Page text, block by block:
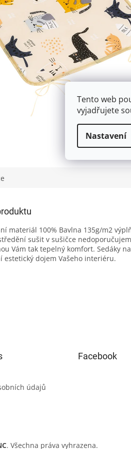
Tento web
vyjadřujete
Nastavení
materiál 100% Bavlna 135g/m2
sušit v sušičce
Vám tak tepelný komfort. Sedáky
estetický dojem Vašeho interiéru.
údajů
Facebook
. Všechna práva vyhrazena.